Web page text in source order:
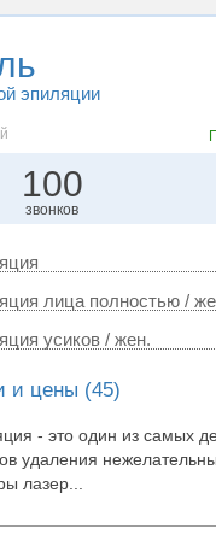
эпиляции
100
звонков
лица полностью /
усиков / жен.
и цены (45)
- это один из самых
удаления
лазер...